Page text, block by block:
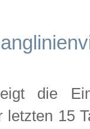
die
letzten 15